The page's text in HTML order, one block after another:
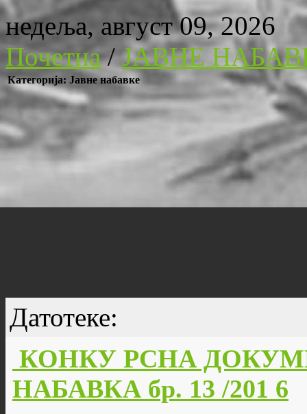
недеља, август 09, 2026
Почетна/ЈАВНЕ
Категорија: Јавне набавке
Датотеке:
КОНКУ РСНА
НАБАВКА бр. 13 /201 6